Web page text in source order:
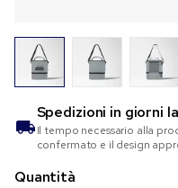
Spedizioni in giorni
Il tempo necessario alla
confermato e il design
Quantità